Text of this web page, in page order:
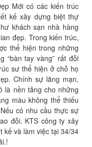
Mới có các kiến trúc
kế xây dựng biệt thự
khách sạn nhà hàng
đẹp. Trong kiến trúc,
thể hiện trong những
“bàn tay vàng” rất đỗi
sư thể hiện ở chỗ họ
Chính sự lãng mạn,
là nền tảng cho những
màu không thể thiếu
có nhu cầu thực sự
đỗi. KTS công ty xây
kế và làm việc tại 34/34